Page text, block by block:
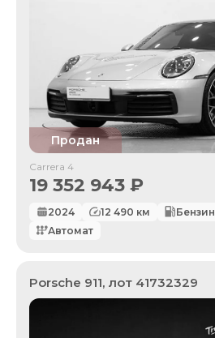
Продан
Carrera 4
19 352 943 ₽
2024 12 490 км Бензин
Автомат
Porsche 911, лот 41732329